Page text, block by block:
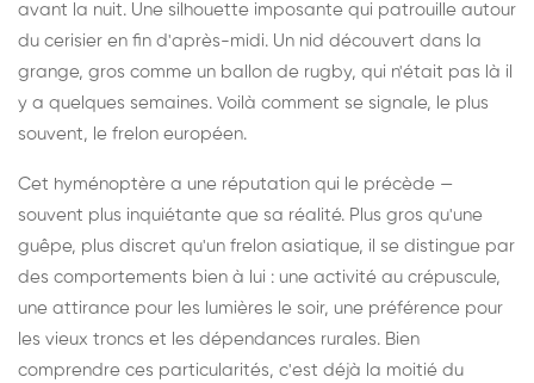
avant la nuit. Une silhouette imposante qui patrouille autour
du cerisier en fin d'après-midi. Un nid découvert dans la
grange, gros comme un ballon de rugby, qui n'était pas là il
y a quelques semaines. Voilà comment se signale, le plus
souvent, le frelon européen.
Cet hyménoptère a une réputation qui le précède —
souvent plus inquiétante que sa réalité. Plus gros qu'une
guêpe, plus discret qu'un frelon asiatique, il se distingue par
des comportements bien à lui : une activité au crépuscule,
une attirance pour les lumières le soir, une préférence pour
les vieux troncs et les dépendances rurales. Bien
comprendre ces particularités, c'est déjà la moitié du